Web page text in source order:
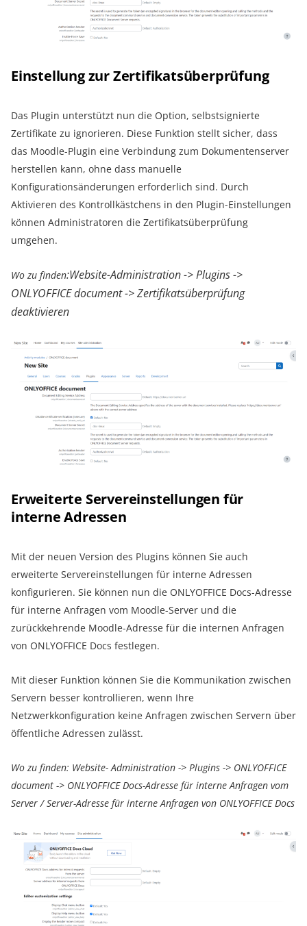
Einstellung zur Zertifikatsüberprüfung
Das Plugin unterstützt nun die Option, selbstsignierte
Zertifikate zu ignorieren. Diese Funktion stellt sicher, dass
das Moodle-Plugin eine Verbindung zum Dokumentenserver
herstellen kann, ohne dass manuelle
Konfigurationsänderungen erforderlich sind. Durch
Aktivieren des Kontrollkästchens in den Plugin-Einstellungen
können Administratoren die Zertifikatsüberprüfung
umgehen.
Wo zu finden:Website-Administration -> Plugins ->
ONLYOFFICE document -> Zertifikatsüberprüfung
deaktivieren
Erweiterte Servereinstellungen für
interne Adressen
Mit der neuen Version des Plugins können Sie auch
erweiterte Servereinstellungen für interne Adressen
konfigurieren. Sie können nun die ONLYOFFICE Docs-Adresse
für interne Anfragen vom Moodle-Server und die
zurückkehrende Moodle-Adresse für die internen Anfragen
von ONLYOFFICE Docs festlegen.
Mit dieser Funktion können Sie die Kommunikation zwischen
Servern besser kontrollieren, wenn Ihre
Netzwerkkonfiguration keine Anfragen zwischen Servern über
öffentliche Adressen zulässt.
Wo zu finden: Website- Administration -> Plugins -> ONLYOFFICE
document -> ONLYOFFICE Docs-Adresse für interne Anfragen vom
Server / Server-Adresse für interne Anfragen von ONLYOFFICE Docs